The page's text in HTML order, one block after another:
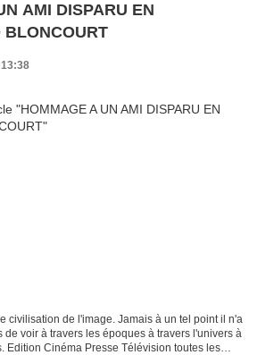
AMI DISPARU EN
BLONCOURT
civilisation de l'image. Jamais à un tel point il n'a
de voir à travers les époques à travers l'univers à
Edition Cinéma Presse Télévision toutes les